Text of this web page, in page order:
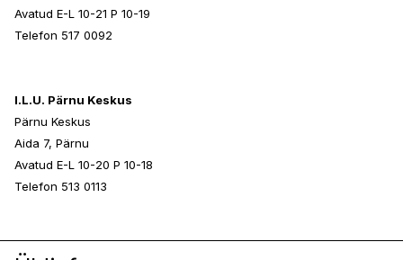
Avatud E-L 10-21 P 10-19
Telefon 517 0092
I.L.U. Pärnu Keskus
Pärnu Keskus
Aida 7, Pärnu
Avatud E-L 10-20 P 10-18
Telefon 513 0113